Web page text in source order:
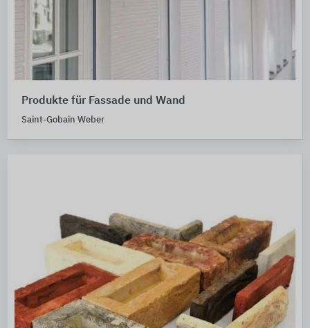
Produkte für Fassade und Wand
Saint-Gobain Weber